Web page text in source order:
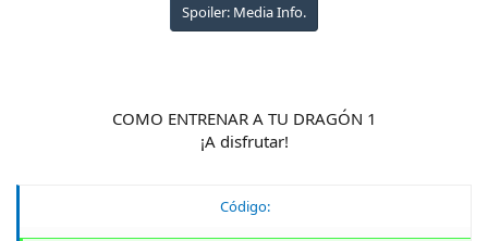
Spoiler: Media Info.
COMO ENTRENAR A TU DRAGÓN 1
¡A disfrutar!
Código: